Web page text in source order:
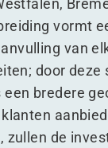
vormt
van
door deze
bredere
zullen de